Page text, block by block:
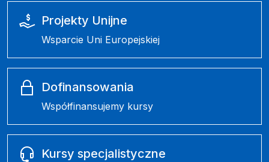
Projekty Unijne
Wsparcie Uni Europejskiej
Dofinansowania
Współfinansujemy kursy
Kursy specjalistyczne